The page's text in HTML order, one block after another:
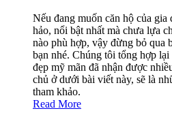
Nếu đang muốn căn hộ của
hảo, nổi bật nhất mà chưa lựa
nào phù hợp, vậy đừng bỏ qua
bạn nhé. Chúng tôi tổng hợp
đẹp mỹ mãn đã nhận được
chủ ở dưới bài viết này, sẽ là
tham khảo.
Read More